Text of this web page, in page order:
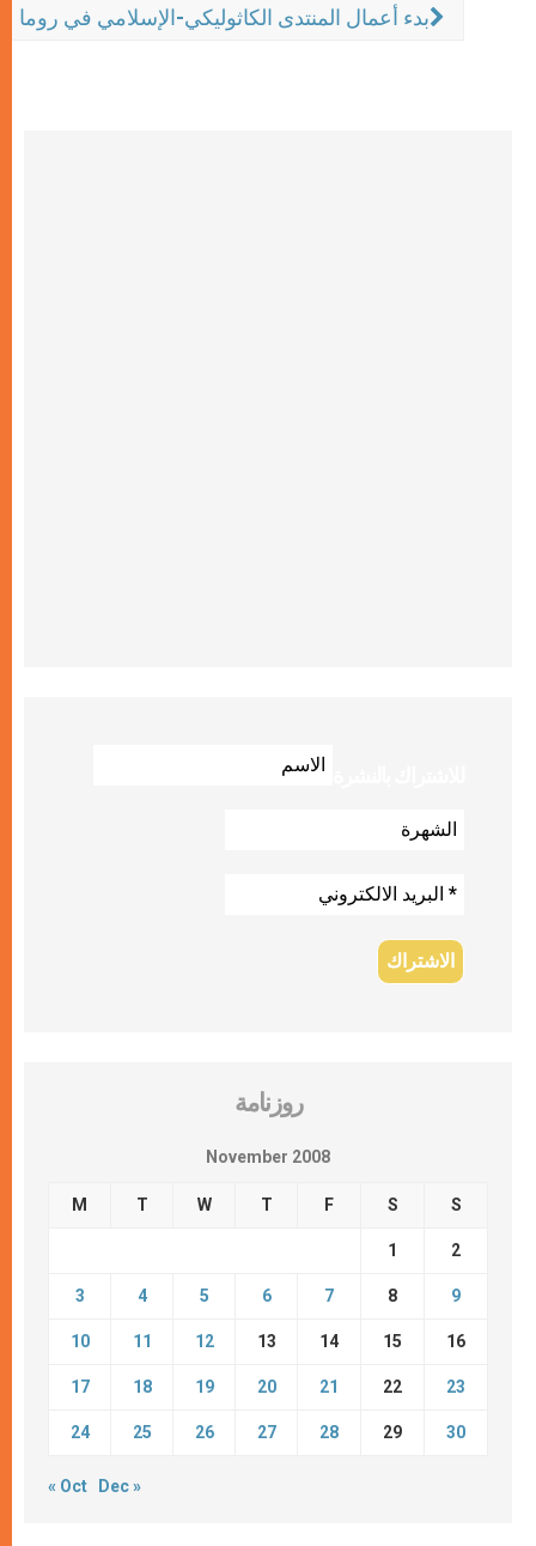
بدء أعمال المنتدى الكاثوليكي-الإسلامي في روما
روزنامة
November 2008
M T W T F S S
1 2
3 4 5 6 7 8 9
10 11 12 13 14 15 16
17 18 19 20 21 22 23
24 25 26 27 28 29 30
« Oct Dec »